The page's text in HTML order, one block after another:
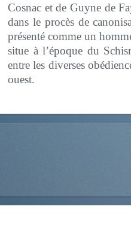
Cosnac et de Guyne de
dans le procès de
présenté comme un
situe à l’époque du
entre les diverses
ouest.